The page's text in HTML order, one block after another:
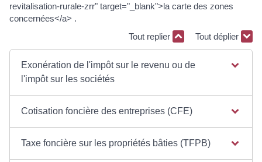
revitalisation-rurale-zrr" target="_blank">la carte des zones
concernées</a> .
Tout replier
Tout déplier
Exonération de l'impôt sur le revenu ou de
l'impôt sur les sociétés
Cotisation foncière des entreprises (CFE)
Taxe foncière sur les propriétés bâties (TFPB)